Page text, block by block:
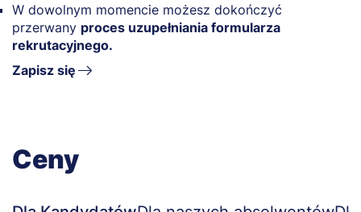
W dowolnym momencie możesz dokończyć
przerwany proces uzupełniania formularza
rekrutacyjnego.
Zapisz się
Ceny